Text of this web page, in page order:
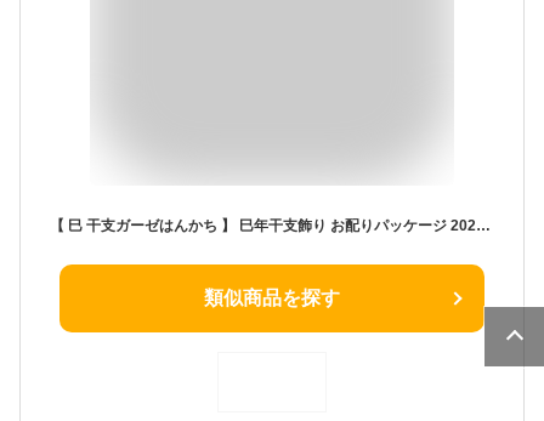
【 巳 干支ガーゼはんかち 】 巳年干支飾り お配りパッケージ 2025 [ 熨斗風パッケージ 令和7年 2025年 お年賀 お配り 年始のご挨拶 粗品 お正月 迎春 ハンカチ ふきん 布巾 捺染 縁起柄 羽子板 独楽 干支 巳年 へび 蛇 不老長寿 ギフト かわいい ]
類似商品を探す